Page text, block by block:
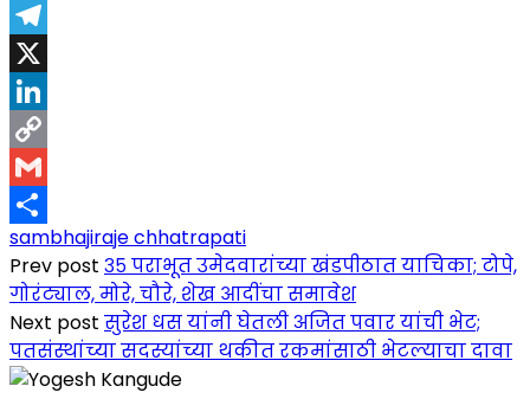
Twitter
Telegram
X
LinkedIn
Copy
Link
Gmail
Share
sambhajiraje chhatrapati
Prev post ३५ पराभूत उमेदवारांच्या खंडपीठात याचिका; टोपे,
गोरंट्याल, मोरे, चौरे, शेख आदींचा समावेश
Next post सुरेश धस यांनी घेतली अजित पवार यांची भेट;
पतसंस्थांच्या सदस्यांच्या थकीत रकमांसाठी भेटल्याचा दावा